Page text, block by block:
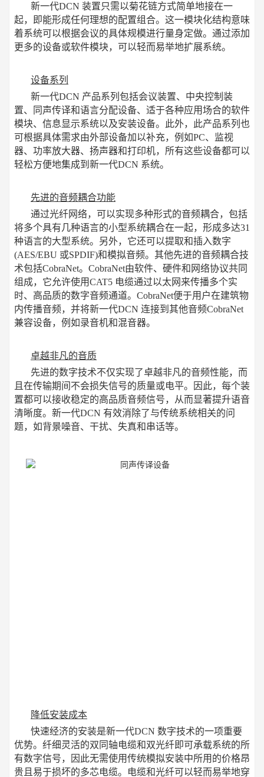
新一代DCN 装置只需以菊花链方式简单地接在一
起，即能形成任何理想的配置组合。这一模块化结构意味
着系统可以根据会议的具体规模进行量身定做。通过添加
更多的设备或软件模块，可以轻而易举地扩展系统。
设备系列
新一代DCN 产品系列包括会议装置、中央控制装
置、同声传译和语言分配设备、适于各种应用场合的软件
模块、信息显示系统以及安装设备。此外，此产品系列也
可根据具体需求由外部设备加以补充，例如PC、监视
器、功率放大器、扬声器和打印机，所有这些设备都可以
轻松方便地集成到新一代DCN 系统。
先进的音频耦合功能
通过光纤网络，可以实现多种形式的音频耦合，包括
将多个具有几种语言的小型系统耦合在一起，形成多达31
种语言的大型系统。另外，它还可以提取和插入数字
(AES/EBU 或SPDIF)和模拟音频。其他先进的音频耦合技
术包括CobraNet。CobraNet由软件、硬件和网络协议共同
组成，它允许使用CAT5 电缆通过以太网来传播多个实
时、高品质的数字音频通道。CobraNet便于用户在建筑物
内传播音频，并将新一代DCN 连接到其他音频CobraNet
兼容设备，例如录音机和混音器。
卓越非凡的音质
先进的数字技术不仅实现了卓越非凡的音频性能，而
且在传输期间不会损失信号的质量或电平。因此，每个装
置都可以接收稳定的高品质音频信号，从而显著提升语音
清晰度。新一代DCN 有效消除了与传统系统相关的问
题，如背景噪音、干扰、失真和串话等。
降低安装成本
快速经济的安装是新一代DCN 数字技术的一项重要
优势。纤细灵活的双同轴电缆和双光纤即可承载系统的所
有数字信号，因此无需使用传统模拟安装中所用的价格昂
贵且易于损坏的多芯电缆。电缆和光纤可以轻而易举地穿